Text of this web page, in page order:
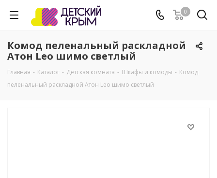
0
Комод пеленальный раскладной
Атон Leo шимо светлый
Главная - Каталог - Детская комната - Шкафы и комоды - Комод
пеленальный раскладной Атон Leo шимо светлый